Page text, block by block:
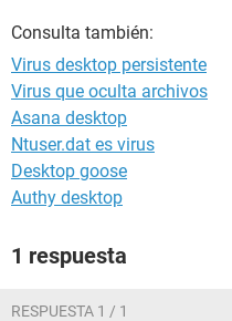
Consulta también:
Virus desktop persistente
Virus que oculta archivos
Asana desktop
Ntuser.dat es virus
Desktop goose
Authy desktop
1 respuesta
RESPUESTA 1 / 1